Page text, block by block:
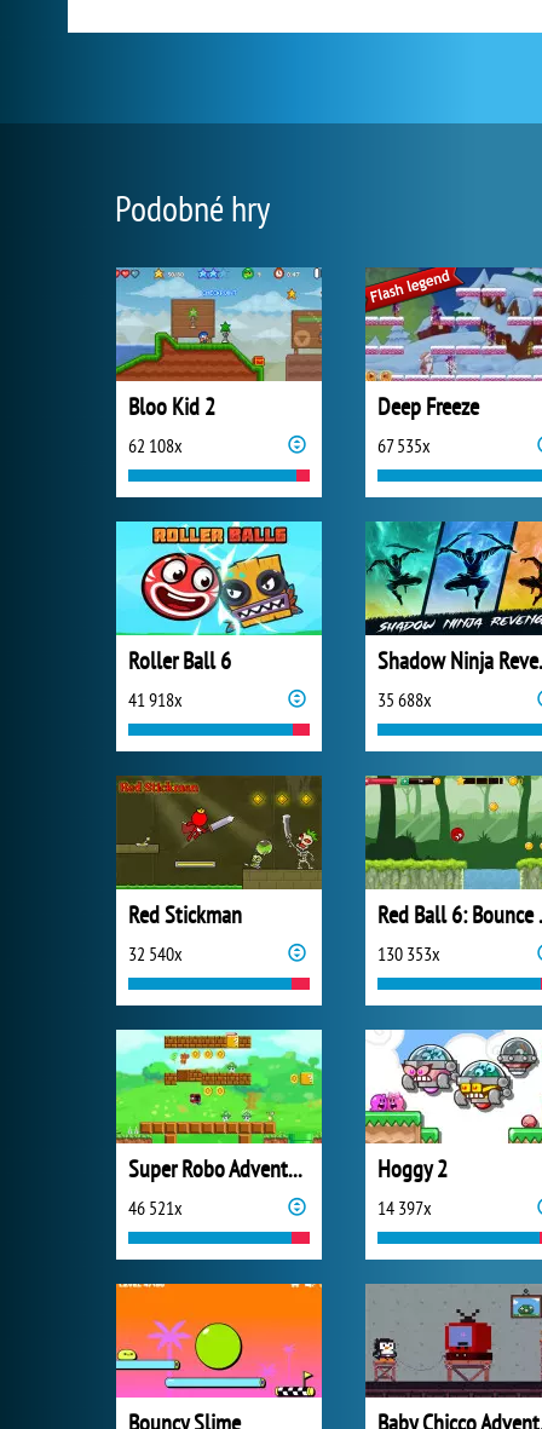
Podobné hry
Bloo Kid 2
62 108x
Deep Freeze
67 535x
Roller Ball 6
41 918x 35 688x
Red Stickman
32 540x 130 353x
Super Robo Adventure
46 521x
Hoggy 2
14 397x